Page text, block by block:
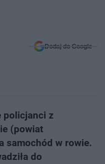
Dodaj do Google
policjanci z
(powiat
samochód w rowie.
do